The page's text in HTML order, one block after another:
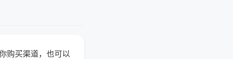
购买渠道，也可以